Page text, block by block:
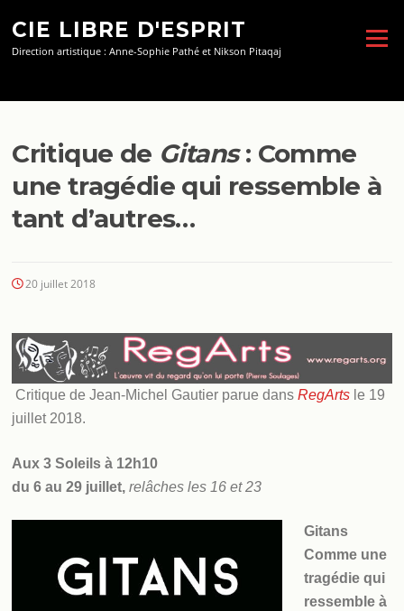
contenu
CIE LIBRE D'ESPRIT
Direction artistique : Anne-Sophie Pathé et Nikson Pitaqaj
Menu
Critique de Gitans: Comme
une tragédie qui ressemble à
tant d’autres…
20 juillet 2018
Critique de Jean-Michel Gautier parue dansRegArts le 19
juillet 2018.
Aux 3 Soleilsà 12h10
du 6 au 29 juillet,relâches les 16 et 23
Gitans
Comme une
tragédie qui
ressemble à